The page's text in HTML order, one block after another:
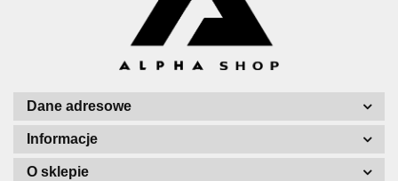
Dane adresowe
Informacje
O sklepie